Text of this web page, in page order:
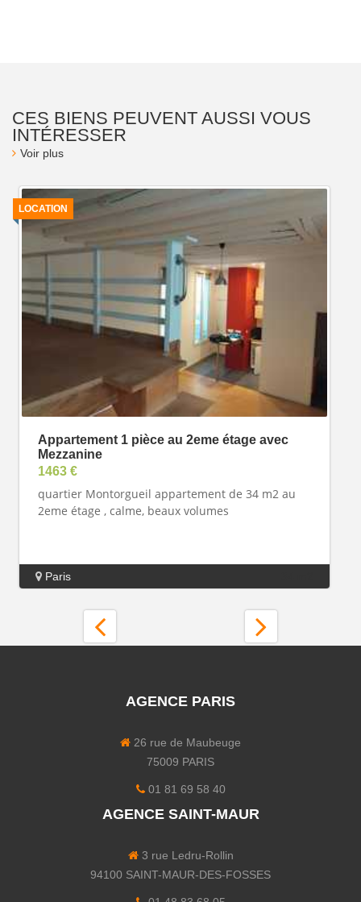
CES BIENS PEUVENT AUSSI VOUS
INTÉRESSER
Voir plus
LOCATION
Appartement 1 pièce au 2eme étage avec
Mezzanine
1463 €
quartier Montorgueil appartement de 34 m2 au
2eme étage , calme, beaux volumes
Paris
AGENCE PARIS
26 rue de Maubeuge
75009 PARIS
01 81 69 58 40
AGENCE SAINT-MAUR
3 rue Ledru-Rollin
94100 SAINT-MAUR-DES-FOSSES